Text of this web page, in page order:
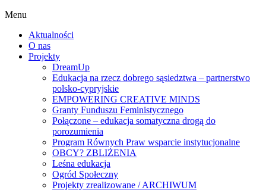
Menu
Aktualności
O nas
Projekty
DreamUp
Edukacja na rzecz dobrego sąsiedztwa – partnerstwo
polsko-cypryjskie
EMPOWERING CREATIVE MINDS
Granty Funduszu Feministycznego
Połączone – edukacja somatyczna drogą do
porozumienia
Program Równych Praw wsparcie instytucjonalne
OBCY? ZBLIŻENIA
Leśna edukacja
Ogród Społeczny
Projekty zrealizowane / ARCHIWUM